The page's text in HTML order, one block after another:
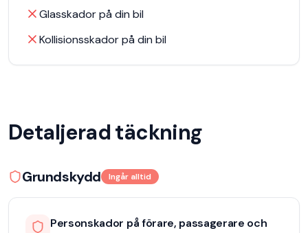
Glasskador på din bil
Kollisionsskador på din bil
Detaljerad täckning
Grundskydd Ingår alltid
Personskador på förare, passagerare och